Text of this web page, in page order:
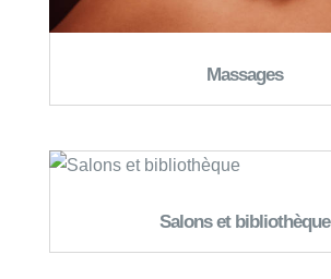
Massages
Salons et bibliothèque